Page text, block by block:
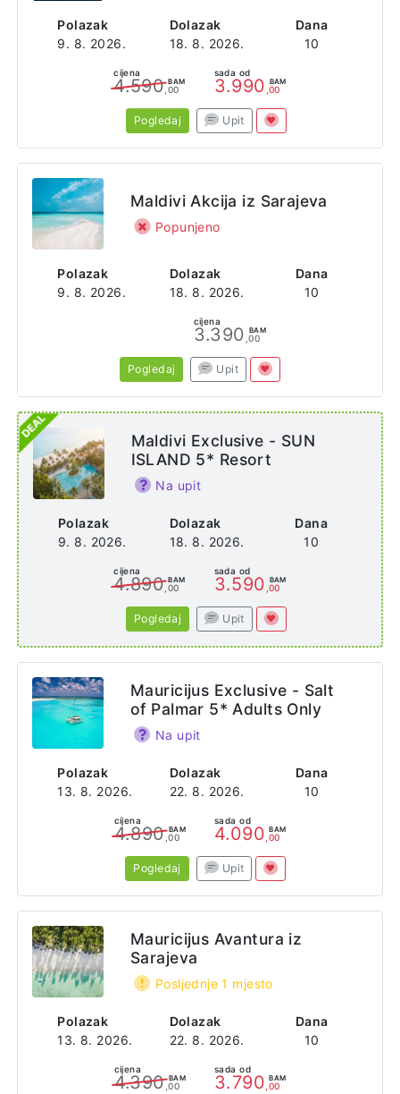
Polazak
9. 8. 2026.
Dolazak
18. 8. 2026.
Dana
10
cijena
4.590 BAM
,00
sada od
3.990 BAM
,00
Pogledaj Upit
Polazak
9. 8. 2026.
Dolazak
18. 8. 2026.
Dana
10
Maldivi Akcija iz Sarajeva
Popunjeno
cijena
3.390 BAM
,00
Pogledaj Upit
Polazak
9. 8. 2026.
Dolazak
18. 8. 2026.
Dana
10
Maldivi Exclusive - SUN
ISLAND 5* Resort
Na upit
cijena
4.890 BAM
,00
sada od
3.590 BAM
,00
Pogledaj Upit
Polazak
13. 8. 2026.
Dolazak
22. 8. 2026.
Dana
10
Mauricijus Exclusive - Salt
of Palmar 5* Adults Only
Na upit
cijena
4.890 BAM
,00
sada od
4.090 BAM
,00
Pogledaj Upit
Polazak
13. 8. 2026.
Dolazak
22. 8. 2026.
Dana
10
Mauricijus Avantura iz
Sarajeva
Posljednje 1 mjesto
cijena
4.390 BAM
,00
sada od
3.790 BAM
,00